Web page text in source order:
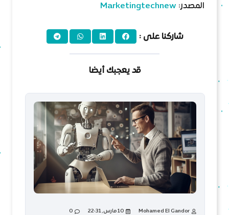
المصدر: Marketingtechnew
شاركنا على :
قد يعجبك أيضا
Mohamed El Gandor 10 مارس, 22:31 0